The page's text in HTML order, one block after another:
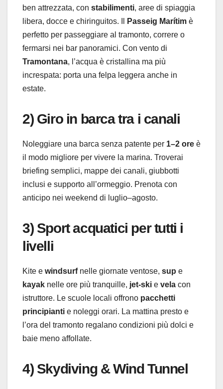
ben attrezzata, con stabilimenti, aree di spiaggia
libera, docce e chiringuitos. Il
Passeig Marítim è
perfetto per passeggiare al tramonto, correre o
fermarsi nei bar panoramici. Con vento di
Tramontana, l’acqua è cristallina ma più
increspata: porta una felpa leggera anche in
estate.
2) Giro in barca tra i canali
Noleggiare una barca senza patente per 1–2 ore è
il modo migliore per vivere la marina. Troverai
briefing semplici, mappe dei canali, giubbotti
inclusi e supporto all’ormeggio. Prenota con
anticipo nei weekend di luglio–agosto.
3) Sport acquatici per tutti i
livelli
Kite e windsurfnelle giornate ventose, sup e
kayak nelle ore più tranquille, jet-ski e vela con
istruttore. Le scuole locali offrono pacchetti
principianti e noleggi orari. La mattina presto e
l’ora del tramonto regalano condizioni più dolci e
baie meno affollate.
4) Skydiving & Wind Tunnel